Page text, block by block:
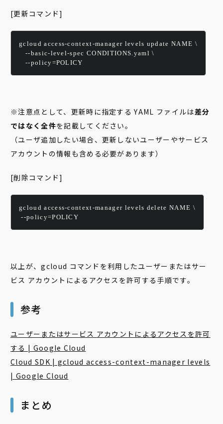
[更新コマンド]
gcloud access-context-manager levels update NAME \
   --basic-level-spec CONDITIONS.yaml \
--policy=POLICY
※注意点として、更新時に指定する YAML ファイルは差分
ではなく全件を記載してください。
（ユーザ追加したい場合、更新しないユーザーやサービス
アカウントの情報も含める必要があります）
[削除コマンド]
gcloud access-context-manager levels delete NAME \
--policy=POLICY
以上が、gcloud コマンドを利用したユーザーまたはサー
ビス アカウントによるアクセスを許可する手順です。
参考
ユーザーまたはサービス アカウントによるアクセスを許可
する | Google Cloud
Cloud SDK | gcloud access-context-manager levels
| Google Cloud
まとめ